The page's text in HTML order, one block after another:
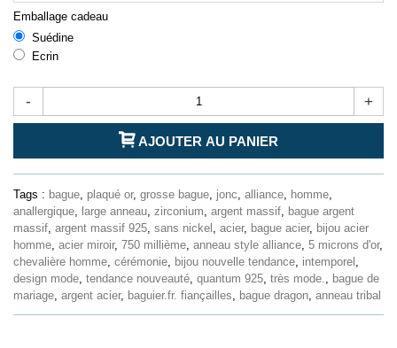
Emballage cadeau
Suédine
Ecrin
- +
AJOUTER AU PANIER
Tags : bague, plaqué or, grosse bague, jonc, alliance, homme,
anallergique, large anneau, zirconium, argent massif, bague argent
massif, argent massif 925, sans nickel , acier, bague acier, bijou acier
homme, acier miroir, 750 millième, anneau style alliance, 5 microns d'or,
chevalière homme, cérémonie, bijou nouvelle tendance, intemporel ,
design mode, tendance nouveauté, quantum 925, très mode., bague de
mariage, argent acier, baguier.fr. fiançailles, bague dragon, anneau tribal